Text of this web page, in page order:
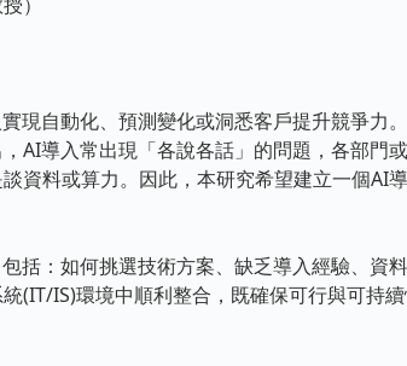
自動化、預測變化或洞悉客戶提升競爭力
AI導入常出現「各說各話」的問題，各部門
資料或算力。因此，本研究希望建立一個AI
：如何挑選技術方案、缺乏導入經驗、資
(IT/IS)環境中順利整合，既確保可行與可持